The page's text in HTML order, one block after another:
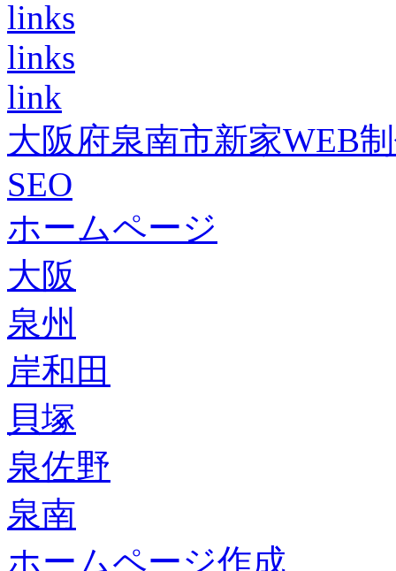
links
links
link
大阪府泉南市新家WEB
SEO
ホームページ
大阪
泉州
岸和田
貝塚
泉佐野
泉南
ホームページ作成